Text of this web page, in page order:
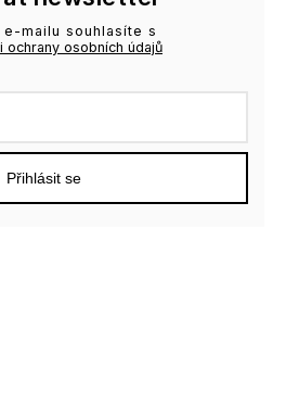
e-mailu souhlasíte s
ochrany osobních údajů
Přihlásit se